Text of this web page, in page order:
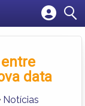
data
Notícias